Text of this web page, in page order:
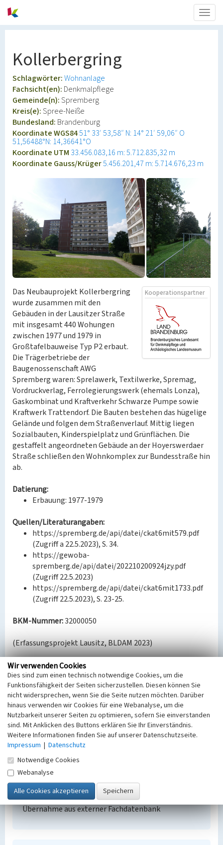
Kollerbergring
Schlagwörter:Wohnanlage
Fachsicht(en): Denkmalpflege
Gemeinde(n):Spremberg
Kreis(e):Spree-Neiße
Bundesland: Brandenburg
Koordinate WGS8451° 33′ 53,58″ N: 14° 21′ 59,06″ O
51,56488°N: 14,36641°O
Koordinate UTM 33.456.083,16 m: 5.712.835,32 m
Koordinate Gauss/Krüger5.456.201,47 m: 5.714.676,23 m
Kooperationspartner
Das Neubauprojekt Kollerbergring
wurde zusammen mit den
Gebäuden in der Lausitzer Straße
mit insgesamt 440 Wohungen
zwischen 1977 und 1979 in
Großtafelbauweise Typ P2 erbaut.
Die Trägerbetriebe der
Baugenossenschaft AWG
Spremberg waren: Sprelawerk, Textilwerke, Spremag,
Vordruckverlag, Ferrolegierungswerk (ehemals Lonza),
Gaskombinat und Kraftverkehr Schwarze Pumpe sowie
Kraftwerk Trattendorf. Die Bauten bestehen das hügelige
Gelände und folgen dem Straßenverlauf. Mittig liegen
Sozialbauten, Kinderspielplatz und Grünflächen. Die
gestaffelt angeordneten Gebäude an der Hoyerswerdaer
Straße schließen den Wohnkomplex zur Bundesstraße hin
ab.
Datierung:
Erbauung: 1977-1979
Quellen/Literaturangaben:
https://spremberg.de/api/datei/ckat6mit579.pdf
(Zugriff a 22.5.2023), S. 34.
https://gewoba-
spremberg.de/api/datei/202210200924jzy.pdf
(Zugriff 22.5.2023)
https://spremberg.de/api/datei/ckat6mit1733.pdf
(Zugriff 22.5.2023), S. 23-25.
BKM-Nummer:32000050
(Erfassungsprojekt Lausitz, BLDAM 2023)
Kollerbergring
Schlagwörter
Wohnanlage
Ort
Spremberg
Alternativer Ortsname
Grodk
Denkmalpflege
Erfassungsmaßstab
Keine Angabe
Erfassungsmethode
Übernahme aus externer Fachdatenbank
Wir verwenden Cookies
Dies sind zum einen technisch notwendige Cookies, um die
Funktionsfähigkeit der Seiten sicherzustellen. Diesen können Sie
nicht widersprechen, wenn Sie die Seite nutzen möchten. Darüber
hinaus verwenden wir Cookies für eine Webanalyse, um die
Nutzbarkeit unserer Seiten zu optimieren, sofern Sie einverstanden
sind. Mit Anklicken des Buttons erklären Sie Ihr Einverständnis.
Weitere Informationen finden Sie auf unserer Datenschutzseite.
Impressum | Datenschutz
Notwendige Cookies
Webanalyse